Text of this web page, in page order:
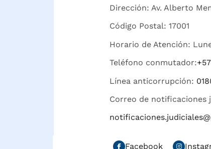
Dirección: Av. Alberto
Código Postal: 17001
Horario de Atención:
Teléfono conmutador:
Línea anticorrupción:
Correo de notificaciones
Facebook